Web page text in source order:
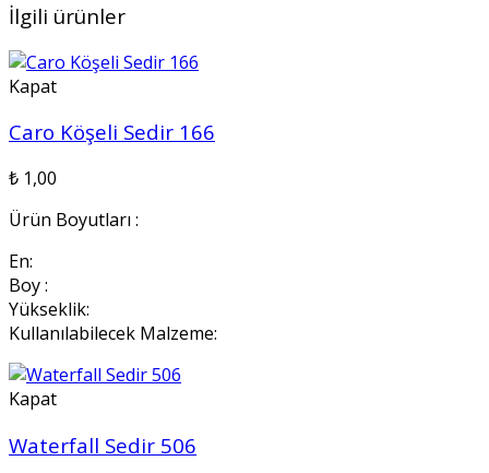
İlgili ürünler
Kapat
Caro Köşeli Sedir 166
₺ 1,00
Ürün Boyutları :
En:
Boy :
Yükseklik:
Kullanılabilecek Malzeme:
Kapat
Waterfall Sedir 506